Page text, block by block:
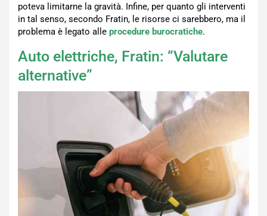
poteva limitarne la gravità. Infine, per quanto gli interventi
in tal senso, secondo Fratin, le risorse ci sarebbero, ma il
problema è legato alle procedure burocratiche.
Auto elettriche, Fratin: “Valutare
alternative”